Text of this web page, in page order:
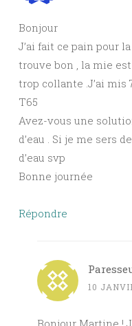
Bonjour
J’ai fait ce pain pour
trouve bon , la mie
trop collante .J’ai mis
T65
Avez-vous une
d’eau . Si je me sers
d’eau svp
Bonne journée
Répondre
10
Bonjour Martine !